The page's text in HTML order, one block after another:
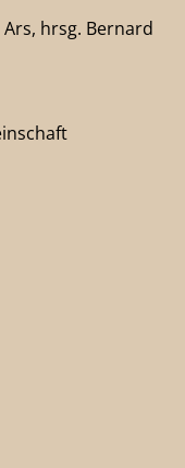
hrsg. Bernard